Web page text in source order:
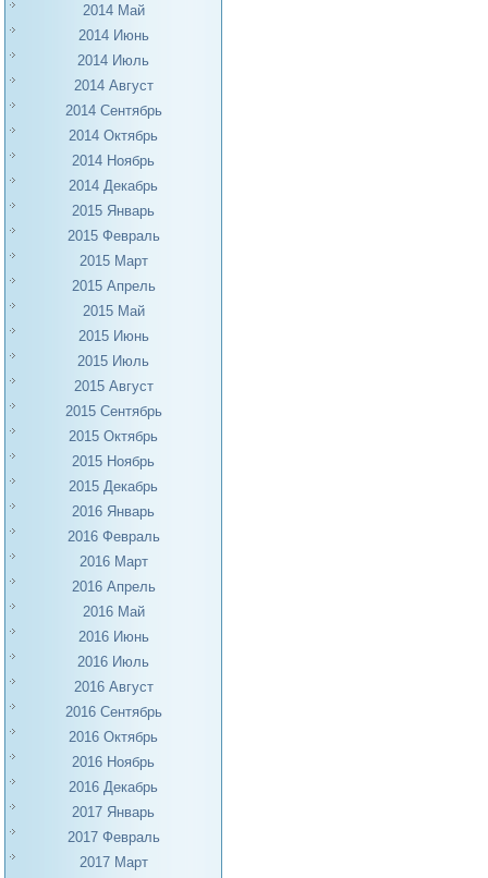
2014 Май
2014 Июнь
2014 Июль
2014 Август
2014 Сентябрь
2014 Октябрь
2014 Ноябрь
2014 Декабрь
2015 Январь
2015 Февраль
2015 Март
2015 Апрель
2015 Май
2015 Июнь
2015 Июль
2015 Август
2015 Сентябрь
2015 Октябрь
2015 Ноябрь
2015 Декабрь
2016 Январь
2016 Февраль
2016 Март
2016 Апрель
2016 Май
2016 Июнь
2016 Июль
2016 Август
2016 Сентябрь
2016 Октябрь
2016 Ноябрь
2016 Декабрь
2017 Январь
2017 Февраль
2017 Март